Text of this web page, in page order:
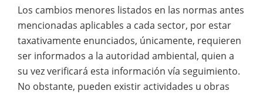
Los cambios menores listados en las normas antes
mencionadas aplicables a cada sector, por estar
taxativamente enunciados, únicamente, requieren
ser informados a la autoridad ambiental, quien a
su vez verificará esta información vía seguimiento.
No obstante, pueden existir actividades u obras